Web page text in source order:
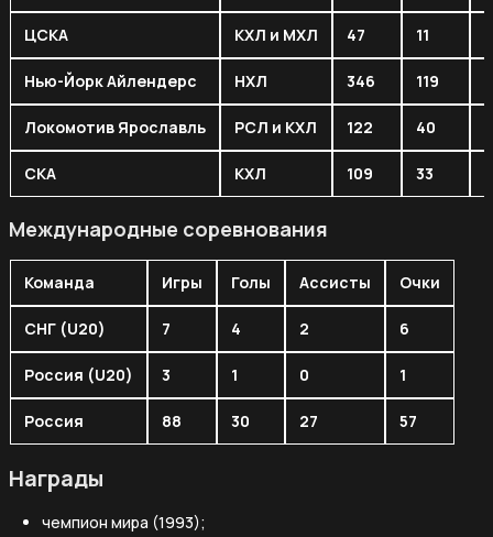
ЦСКА КХЛ и МХЛ 47 11
Нью-Йорк Айлендерс НХЛ 346 119
Локомотив Ярославль РСЛ и КХЛ 122 40
СКА КХЛ 109 33
Международные соревнования
Команда Игры Голы Ассисты Очки
СНГ (U20) 7 4 2 6
Россия (U20) 3 1 0 1
Россия 88 30 27 57
Награды
чемпион мира (1993);